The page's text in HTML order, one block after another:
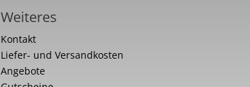
Weiteres
Kontakt
Liefer- und Versandkosten
Angebote